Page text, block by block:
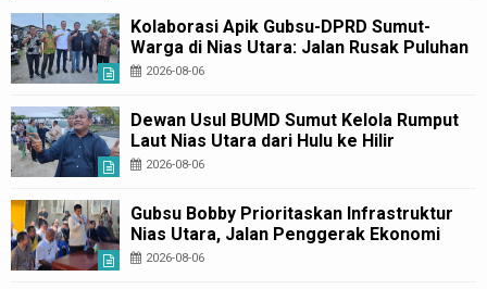
Kolaborasi Apik Gubsu-DPRD Sumut-
Warga di Nias Utara: Jalan Rusak Puluhan
Tahun Akhirnya Diperbaiki
2026-08-06
Dewan Usul BUMD Sumut Kelola Rumput
Laut Nias Utara dari Hulu ke Hilir
2026-08-06
Gubsu Bobby Prioritaskan Infrastruktur
Nias Utara, Jalan Penggerak Ekonomi
Mulai Dibenahi
2026-08-06